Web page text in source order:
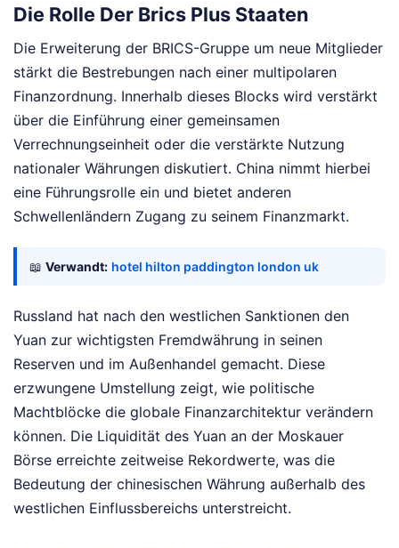
Die Rolle Der Brics Plus Staaten
Die Erweiterung der BRICS-Gruppe um neue Mitglieder
stärkt die Bestrebungen nach einer multipolaren
Finanzordnung. Innerhalb dieses Blocks wird verstärkt
über die Einführung einer gemeinsamen
Verrechnungseinheit oder die verstärkte Nutzung
nationaler Währungen diskutiert. China nimmt hierbei
eine Führungsrolle ein und bietet anderen
Schwellenländern Zugang zu seinem Finanzmarkt.
📖 Verwandt: hotel hilton paddington london uk
Russland hat nach den westlichen Sanktionen den
Yuan zur wichtigsten Fremdwährung in seinen
Reserven und im Außenhandel gemacht. Diese
erzwungene Umstellung zeigt, wie politische
Machtblöcke die globale Finanzarchitektur verändern
können. Die Liquidität des Yuan an der Moskauer
Börse erreichte zeitweise Rekordwerte, was die
Bedeutung der chinesischen Währung außerhalb des
westlichen Einflussbereichs unterstreicht.